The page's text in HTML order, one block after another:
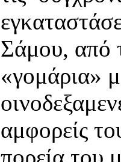
Σάμου, από
«γομάρια»
αμφορείς
πορεία του